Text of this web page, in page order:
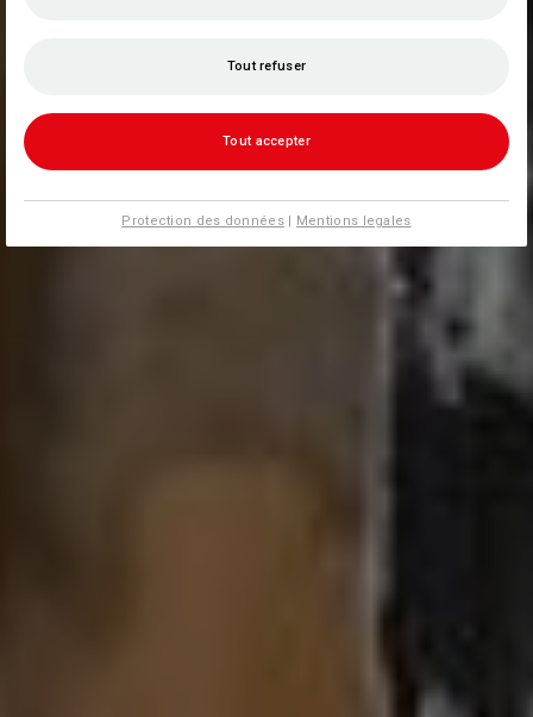
Tout refuser
Tout accepter
Protection des données| Mentions legales